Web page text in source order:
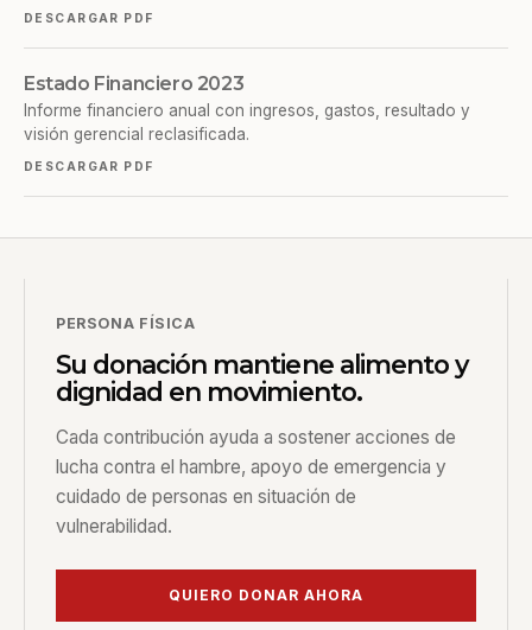
DESCARGAR PDF
Estado Financiero 2023
Informe financiero anual con ingresos, gastos, resultado y
visión gerencial reclasificada.
DESCARGAR PDF
PERSONA FÍSICA
Su donación mantiene alimento y
dignidad en movimiento.
Cada contribución ayuda a sostener acciones de
lucha contra el hambre, apoyo de emergencia y
cuidado de personas en situación de
vulnerabilidad.
QUIERO DONAR AHORA